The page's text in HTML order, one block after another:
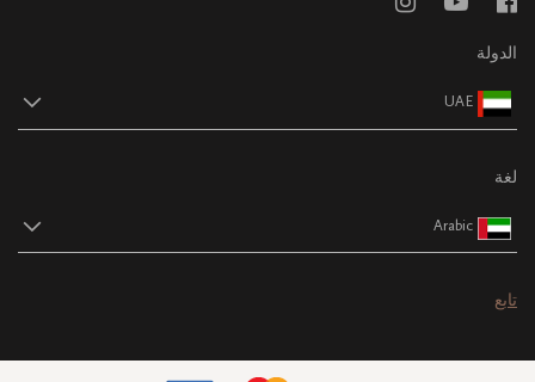
الدولة
UAE
لغة
Arabic
تابع